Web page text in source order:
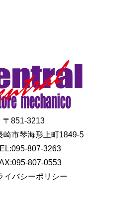
〒851-3213
崎市琴海形上町1849-5
807-3263
807-0553
イバシーポリシー